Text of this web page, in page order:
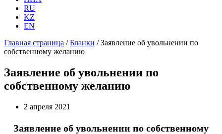
RU
KZ
EN
Главная страница /Бланки /Заявление об увольнении по
собственному желанию
Заявление об увольнении по
собственному желанию
2 апреля 2021
Заявление об увольнении по собственному